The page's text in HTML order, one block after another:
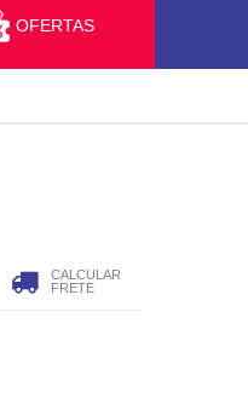
OFERTAS
CALCULAR
FRETE